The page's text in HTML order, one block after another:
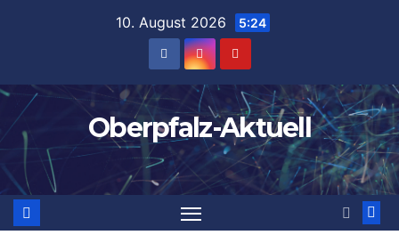
10. August 2026 5:24
Oberpfalz-Aktuell